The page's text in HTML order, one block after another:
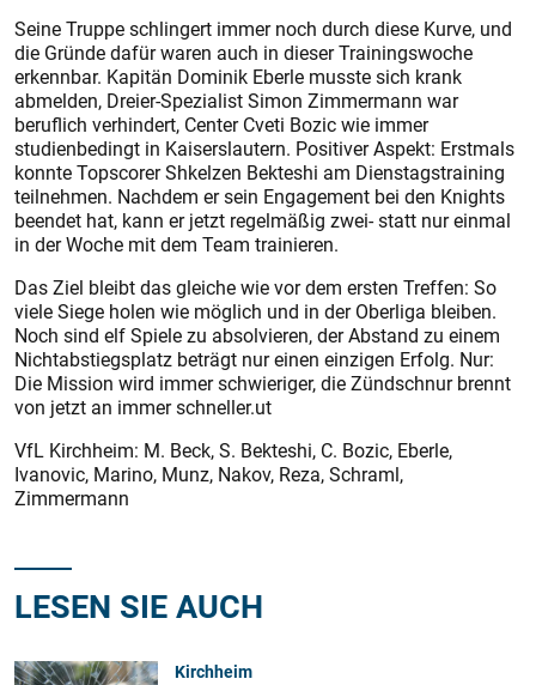
Seine Truppe schlingert immer noch durch diese Kurve, und
die Gründe dafür waren auch in dieser Trainingswoche
erkennbar. Kapitän Dominik Eberle musste sich krank
abmelden, Dreier-Spezialist Simon Zimmermann war
beruflich verhindert, Center Cveti Bozic wie immer
studienbedingt in Kaiserslautern. Positiver Aspekt: Erstmals
konnte Topscorer Shkelzen Bekteshi am Dienstagstraining
teilnehmen. Nachdem er sein Engagement bei den Knights
beendet hat, kann er jetzt regelmäßig zwei- statt nur einmal
in der Woche mit dem Team trainieren.
Das Ziel bleibt das gleiche wie vor dem ersten Treffen: So
viele Siege holen wie möglich und in der Oberliga bleiben.
Noch sind elf Spiele zu absolvieren, der Abstand zu einem
Nichtabstiegsplatz beträgt nur einen einzigen Erfolg. Nur:
Die Mission wird immer schwieriger, die Zündschnur brennt
von jetzt an immer schneller.ut
VfL Kirchheim: M. Beck, S. Bekteshi, C. Bozic, Eberle,
Ivanovic, Marino, Munz, Nakov, Reza, Schraml,
Zimmermann
LESEN SIE AUCH
Kirchheim